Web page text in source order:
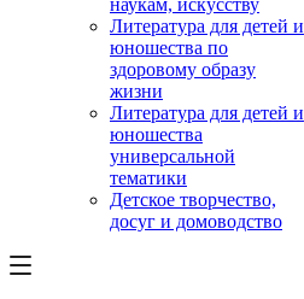
наукам, искусству
Литература для детей и
юношества по
здоровому образу
жизни
Литература для детей и
юношества
универсальной
тематики
Детское творчество,
досуг и домоводство